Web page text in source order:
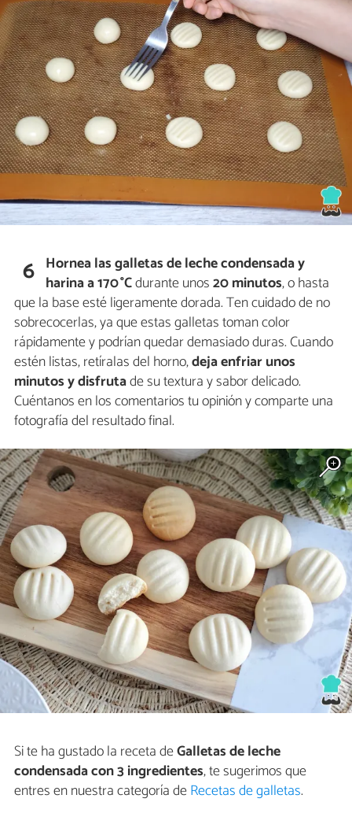
6 Hornea lasgalletas de leche condensada y
harinaa 170 °Cdurante unos20 minutos, o hasta
que la base esté ligeramente dorada. Ten cuidado de no
sobrecocerlas, ya que estas galletas toman color
rápidamente y podrían quedar demasiado duras. Cuando
estén listas, retíralas del horno,deja enfriar unos
minutos y disfrutade su textura y sabor delicado.
Cuéntanos en los comentarios tu opinión y comparte una
fotografía del resultado final.
Si te ha gustado la receta deGalletas de leche
condensada con 3 ingredientes, te sugerimos que
entres en nuestra categoría deRecetas de galletas.